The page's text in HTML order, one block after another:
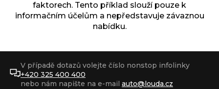
faktorech. Tento příklad slouží pouze k
informačním účelům a nepředstavuje závaznou
nabídku.
V případě dotazů volejte číslo nonstop infolinky
+420 325 400 400
nebo nám napište na e-mail auto@louda.cz